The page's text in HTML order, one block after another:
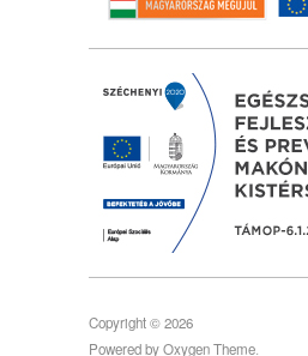
Copyright © 2026
Powered byOxygen Theme